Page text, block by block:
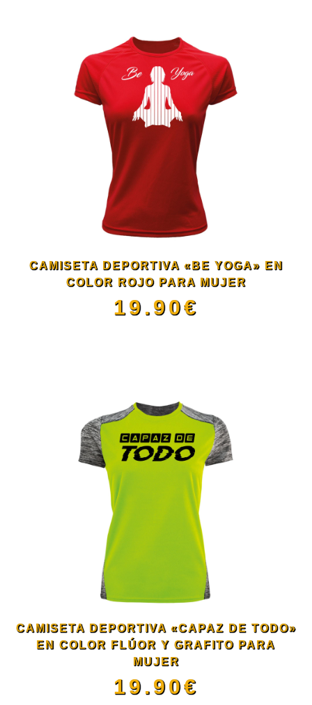
tiene
múltiples
variantes.
Las
opciones
se
pueden
la
página
producto
CAMISETA DEPORTIVA «BE YOGA» EN
COLOR ROJO PARA MUJER
19.90€
tiene
múltiples
variantes.
opciones
se
pueden
elegir
CAMISETA DEPORTIVA «CAPAZ DE TODO»
EN COLOR FLÚOR Y GRAFITO PARA
MUJER
19.90€